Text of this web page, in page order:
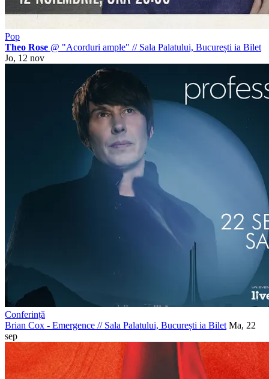
Pop
Theo Rose @ "Acorduri ample" //Sala Palatului, București ia Bilet
Jo, 12 nov
Conferință
Brian Cox - Emergence //Sala Palatului, București ia Bilet Ma, 22
sep